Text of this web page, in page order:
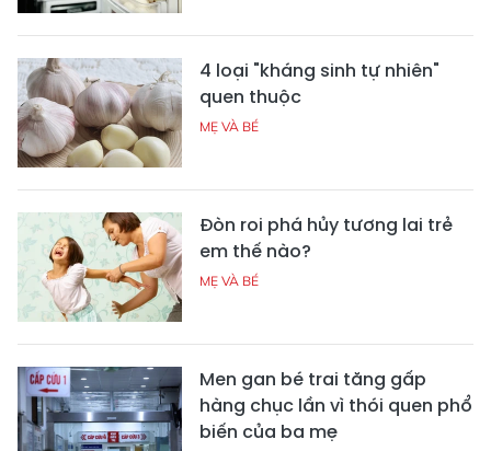
4 loại "kháng sinh tự nhiên"
quen thuộc
MẸ VÀ BÉ
Đòn roi phá hủy tương lai trẻ
em thế nào?
MẸ VÀ BÉ
Men gan bé trai tăng gấp
hàng chục lần vì thói quen phổ
biến của ba mẹ